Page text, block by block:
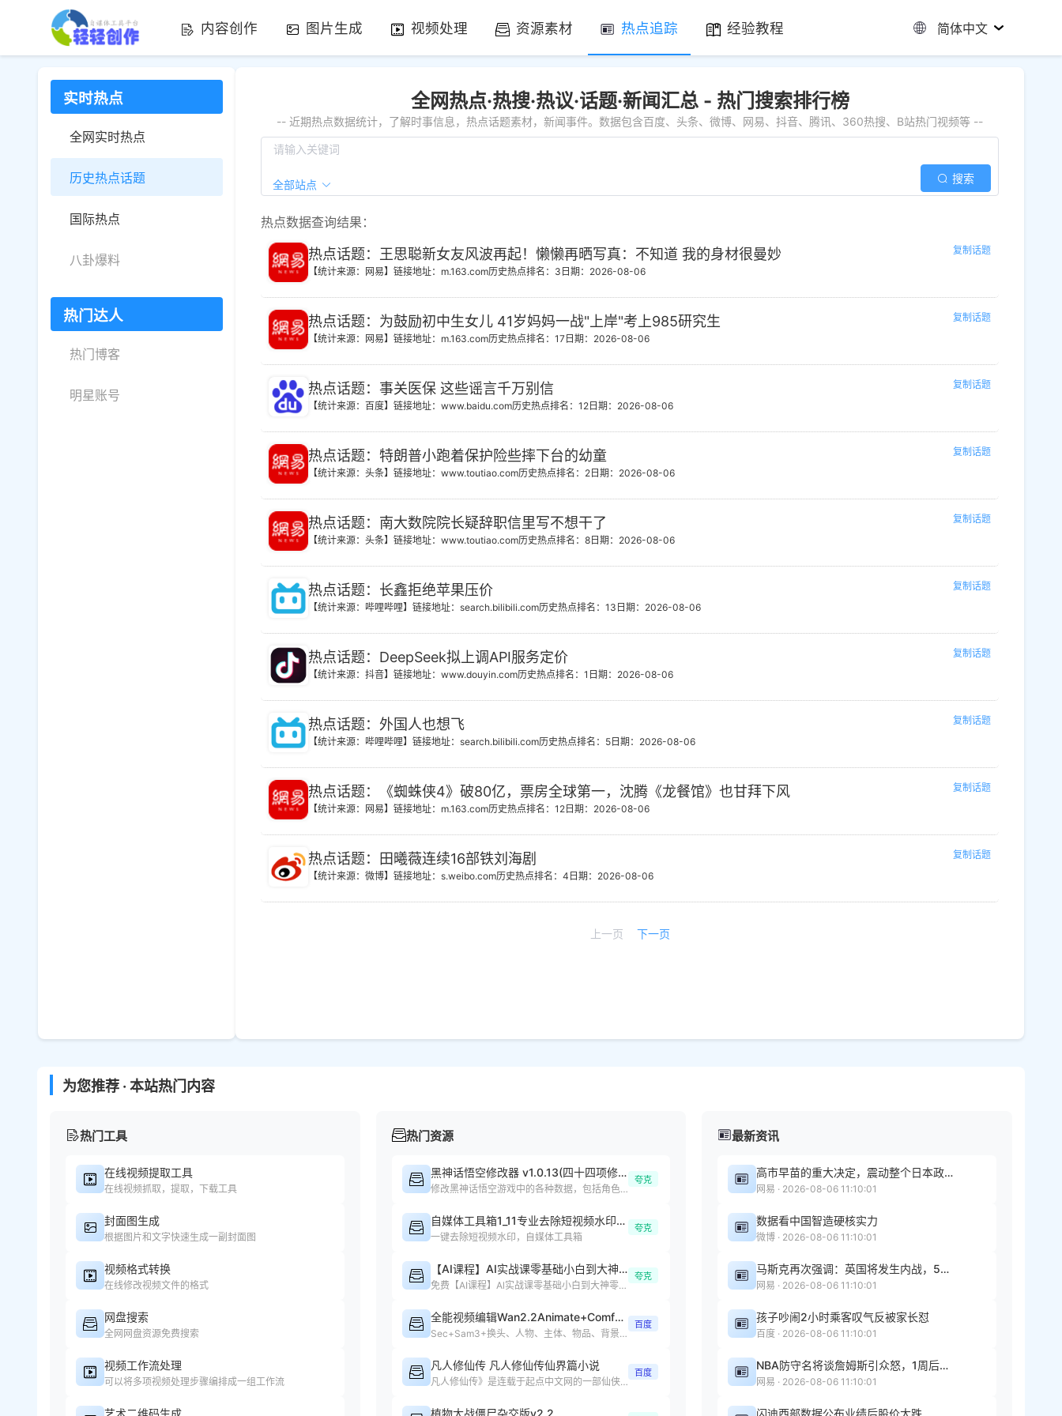
内容创作 图片生成 视频处理 资源素材 热点追踪 经验教程 简体中文
实时热点
全网实时热点
历史热点话题
国际热点
八卦爆料
热门达人
热门博客
明星账号
全网热点·热搜·热议·话题·新闻汇总 - 热门搜索排行榜
-- 近期热点数据统计，了解时事信息，热点话题素材，新闻事件。数据包含百度、头条、微博、网易、抖音、腾讯、360热搜、B站热门视频等 --
全部站点 搜索
热点数据查询结果：
热点话题：王思聪新女友风波再起！懒懒再晒写真：不知道 我的身材很曼妙
复制话题
【统计来源：网易】链接地址：m.163.com历史热点排名：3 日期：2026-08-06
热点话题：为鼓励初中生女儿 41岁妈妈一战"上岸"考上985研究生
复制话题
【统计来源：网易】链接地址：m.163.com历史热点排名：17 日期：2026-08-06
热点话题：事关医保 这些谣言千万别信
复制话题
【统计来源：百度】链接地址：www.baidu.com历史热点排名：12 日期：2026-08-06
热点话题：特朗普小跑着保护险些摔下台的幼童
复制话题
【统计来源：头条】链接地址：www.toutiao.com历史热点排名：2 日期：2026-08-06
热点话题：南大数院院长疑辞职信里写不想干了
复制话题
【统计来源：头条】链接地址：www.toutiao.com历史热点排名：8 日期：2026-08-06
热点话题：长鑫拒绝苹果压价
复制话题
【统计来源：哔哩哔哩】链接地址：search.bilibili.com历史热点排名：13 日期：2026-08-06
热点话题：DeepSeek拟上调API服务定价
复制话题
【统计来源：抖音】链接地址：www.douyin.com历史热点排名：1 日期：2026-08-06
热点话题：外国人也想飞
复制话题
【统计来源：哔哩哔哩】链接地址：search.bilibili.com历史热点排名：5 日期：2026-08-06
热点话题：《蜘蛛侠4》破80亿，票房全球第一，沈腾《龙餐馆》也甘拜下风
复制话题
【统计来源：网易】链接地址：m.163.com历史热点排名：12 日期：2026-08-06
热点话题：田曦薇连续16部铁刘海剧
复制话题
【统计来源：微博】链接地址：s.weibo.com历史热点排名：4 日期：2026-08-06
上一页 下一页
为您推荐 · 本站热门内容
热门工具
在线视频提取工具
在线视频抓取，提取，下载工具
封面图生成
根据图片和文字快速生成一副封面图
视频格式转换
在线修改视频文件的格式
网盘搜索
全网网盘资源免费搜索
视频工作流处理
可以将多项视频处理步骤编排成一组工作流
艺术二维码生成
热门资源
黑神话悟空修改器 v1.0.13(四十四项修改器)
修改黑神话悟空游戏中的各种数据，包括角色属性、装备等
夸克
自媒体工具箱1_11专业去除短视频水印处理短视频
一键去除短视频水印，自媒体工具箱
夸克
【AI课程】AI实战课零基础小白到大神零基础
免费【AI课程】Al实战课零基础小白到大神零基础小白课程下载
夸克
全能视频编辑Wan2.2Animate+ComfyUI整合包4.0
Sec+Sam3+换头、人物、主体、物品、背景、任意元素替换、动作复制
百度
凡人修仙传 凡人修仙传仙界篇小说
凡人修仙传》是连载于起点中文网的一部仙侠修真小说，作者是忘语
百度
植物大战僵尸杂交版v2.2
最新资讯
高市早苗的重大决定，震动整个日本政坛，她下台后哪里管洪水滔天
网易 · 2026-08-06 11:10:01
数据看中国智造硬核实力
微博 · 2026-08-06 11:10:01
马斯克再次强调：英国将发生内战，5年内AI智力或超过所有人类智力总和，他自称擅长预测，但注定不会被人相信
网易 · 2026-08-06 11:10:01
孩子吵闹2小时乘客叹气反被家长怼
百度 · 2026-08-06 11:10:01
NBA防守名将谈詹姆斯引众怒，1周后公开认输：我不想惹麻烦
网易 · 2026-08-06 11:10:01
闪迪西部数据公布业绩后股价大跌